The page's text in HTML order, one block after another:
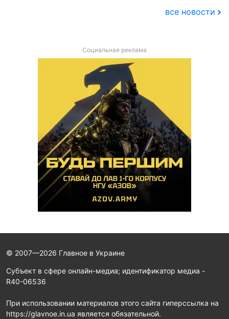
все новости
Социальная реклама
© 2007—2026 Главное в Украине
Субъект в сфере онлайн-медиа; идентификатор медиа -
R40-06536
При использовании материалов этого сайта гиперссылка на
https://glavnoe.in.ua является обязательной.